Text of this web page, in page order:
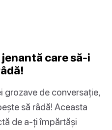
care să-i
grozave de conversație,
să râdă! Aceasta
de a-ți împărtăși